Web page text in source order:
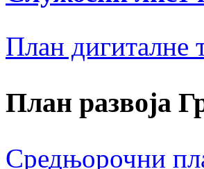
План дигиталне
План развоја
Средњорочни